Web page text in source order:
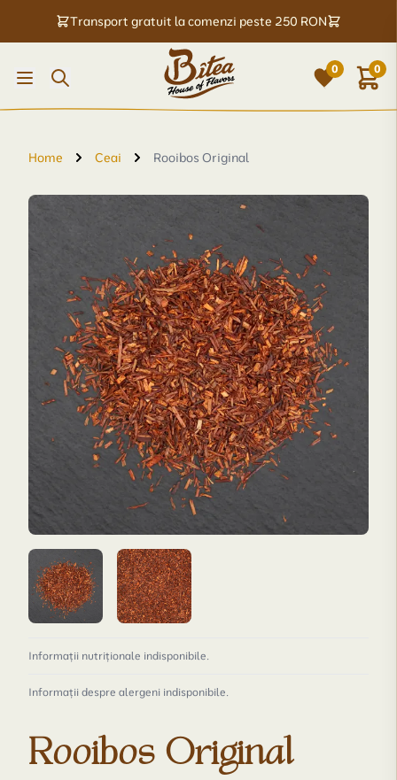
Transport gratuit la comenzi peste 250 RON
0 0
Home Ceai Rooibos Original
Informații nutriționale indisponibile.
Informații despre alergeni indisponibile.
Rooibos Original